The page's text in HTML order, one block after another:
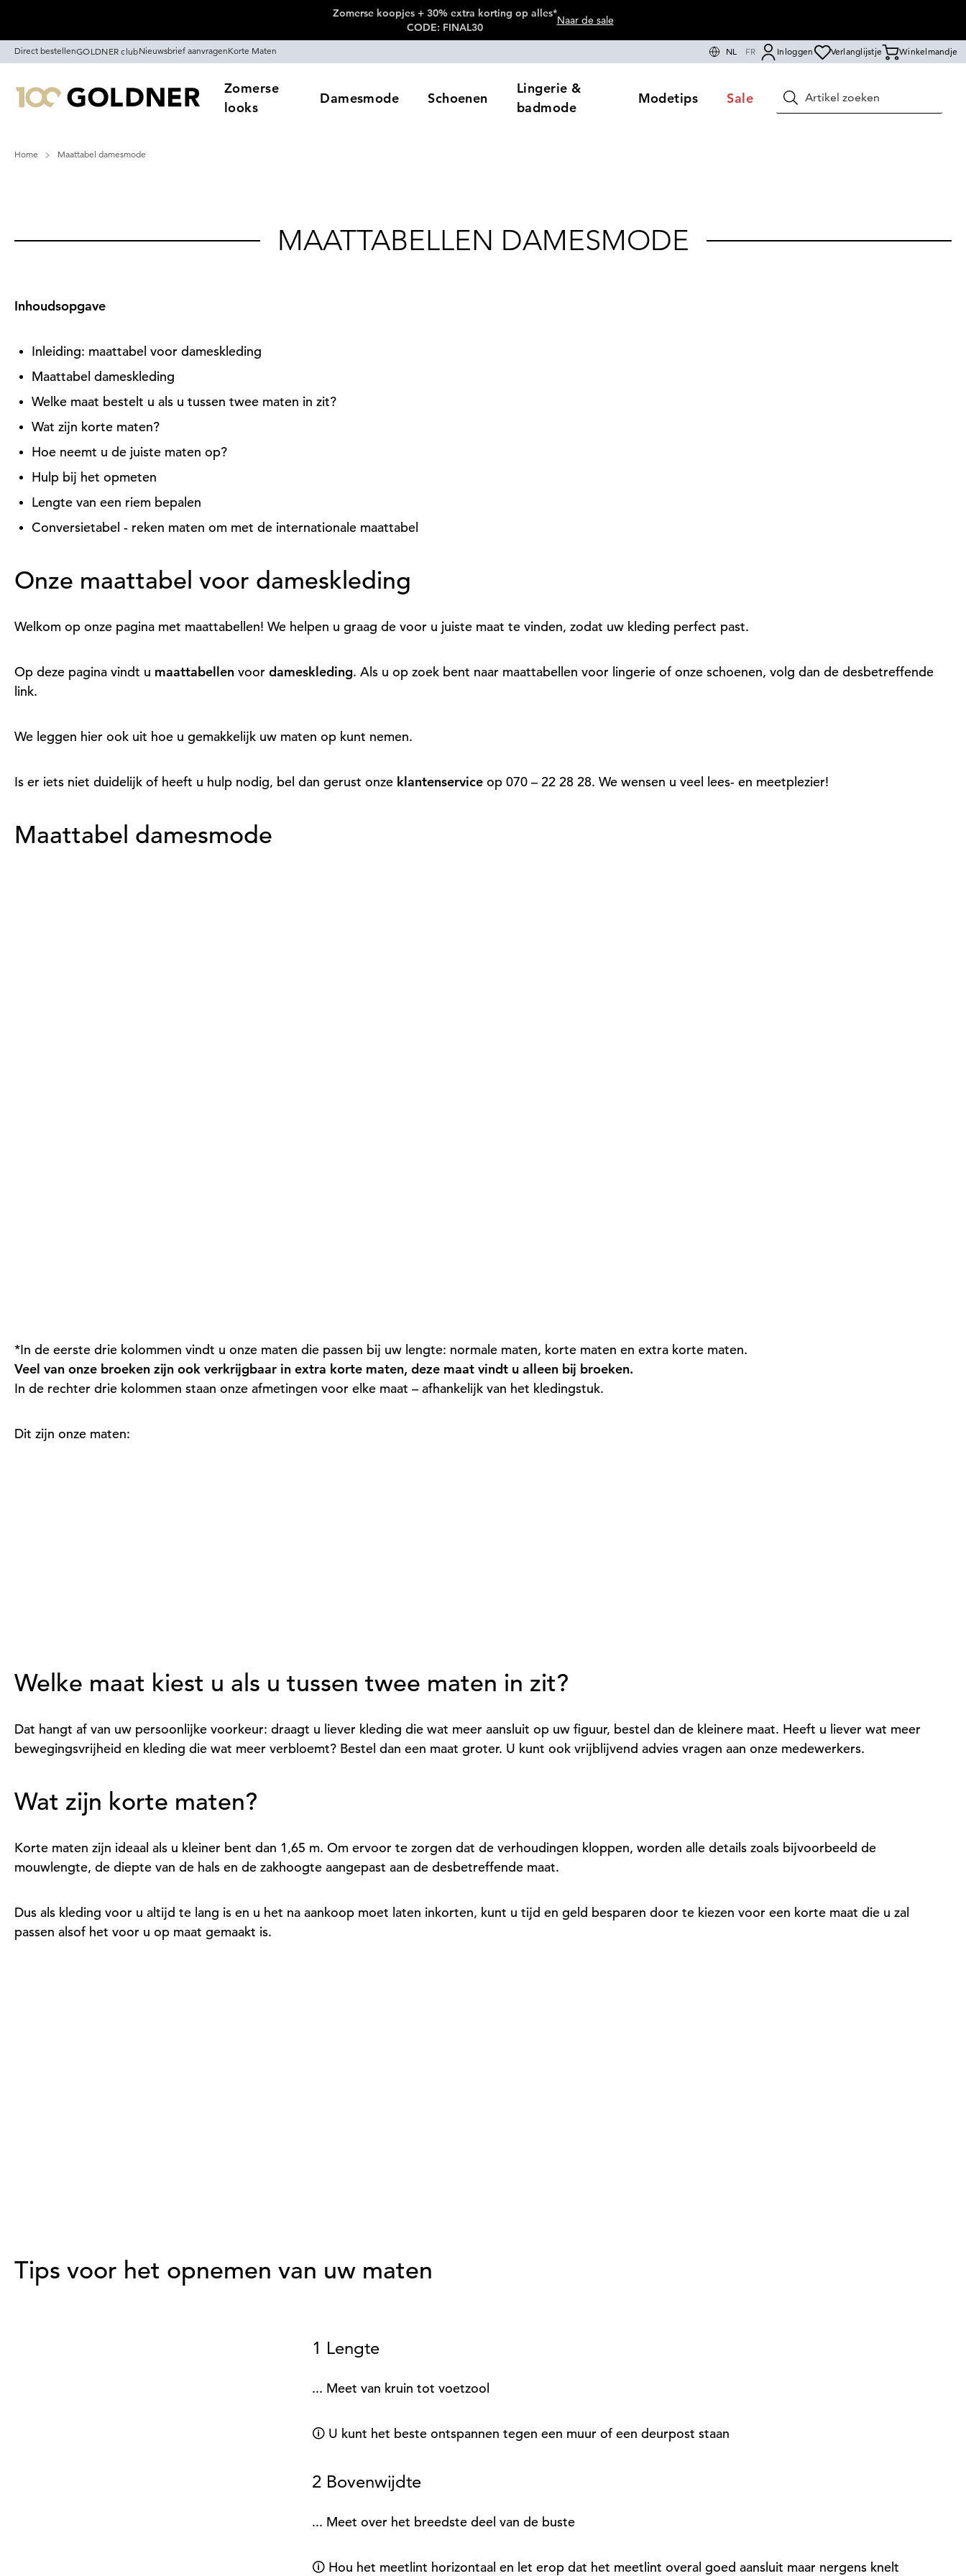
Zomerse koopjes + 30% extra korting op alles*
CODE: FINAL30
Naar de sale
Direct bestellenGOLDNER clubNieuwsbrief aanvragenKorte Maten NL FR Inloggen Verlanglijstje Winkelmandje
Zomerse
looks
Damesmode Schoenen
Lingerie &
badmode
Modetips Sale Zoeken
Home Maattabel damesmode
MAATTABELLEN DAMESMODE
Inhoudsopgave
Inleiding: maattabel voor dameskleding
Maattabel dameskleding
Welke maat bestelt u als u tussen twee maten in zit?
Wat zijn korte maten?
Hoe neemt u de juiste maten op?
Hulp bij het opmeten
Lengte van een riem bepalen
Conversietabel - reken maten om met de internationale maattabel
Onze maattabel voor dameskleding
Welkom op onze pagina met maattabellen! We helpen u graag de voor u juiste maat te vinden, zodat uw kleding perfect past.
Op deze pagina vindt u maattabellen voor dameskleding. Als u op zoek bent naar maattabellen voor lingerie of onze schoenen, volg dan de desbetreffende
link.
We leggen hier ook uit hoe u gemakkelijk uw maten op kunt nemen.
Is er iets niet duidelijk of heeft u hulp nodig, bel dan gerust onze klantenservice op 070 – 22 28 28. We wensen u veel lees- en meetplezier!
Maattabel damesmode
*In de eerste drie kolommen vindt u onze maten die passen bij uw lengte: normale maten, korte maten en extra korte maten.
Veel van onze broeken zijn ook verkrijgbaar in extra korte maten, deze maat vindt u alleen bij broeken.
In de rechter drie kolommen staan onze afmetingen voor elke maat – afhankelijk van het kledingstuk.
Dit zijn onze maten:
Welke maat kiest u als u tussen twee maten in zit?
Dat hangt af van uw persoonlijke voorkeur: draagt u liever kleding die wat meer aansluit op uw figuur, bestel dan de kleinere maat. Heeft u liever wat meer
bewegingsvrijheid en kleding die wat meer verbloemt? Bestel dan een maat groter. U kunt ook vrijblijvend advies vragen aan onze medewerkers.
Wat zijn korte maten?
Korte maten zijn ideaal als u kleiner bent dan 1,65 m. Om ervoor te zorgen dat de verhoudingen kloppen, worden alle details zoals bijvoorbeeld de
mouwlengte, de diepte van de hals en de zakhoogte aangepast aan de desbetreffende maat.
Dus als kleding voor u altijd te lang is en u het na aankoop moet laten inkorten, kunt u tijd en geld besparen door te kiezen voor een korte maat die u zal
passen alsof het voor u op maat gemaakt is.
Tips voor het opnemen van uw maten
1 Lengte
... Meet van kruin tot voetzool
🛈 U kunt het beste ontspannen tegen een muur of een deurpost staan
2 Bovenwijdte
... Meet over het breedste deel van de buste
🛈 Hou het meetlint horizontaal en let erop dat het meetlint overal goed aansluit maar nergens knelt